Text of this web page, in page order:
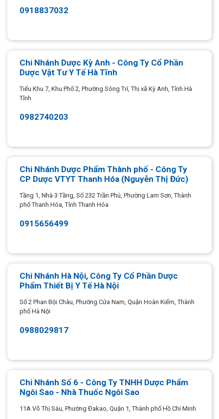
0918837032
Chi Nhánh Dược Kỳ Anh - Công Ty Cổ Phần
Dược Vật Tư Y Tế Hà Tĩnh
Tiểu Khu 7, Khu Phố 2, Phường Sông Trí, Thị xã Kỳ Anh, Tỉnh Hà
Tĩnh
0982740203
Chi Nhánh Dược Phẩm Thành phố - Công Ty
CP Dược VTYT Thanh Hóa (Nguyễn Thị Đức)
Tầng 1, Nhà 3 Tầng, Số 232 Trần Phú, Phường Lam Sơn, Thành
phố Thanh Hóa, Tỉnh Thanh Hóa
0915656499
Chi Nhánh Hà Nội, Công Ty Cổ Phần Dược
Phẩm Thiết Bị Y Tế Hà Nội
Số 2 Phan Bội Châu, Phường Cửa Nam, Quận Hoàn Kiếm, Thành
phố Hà Nội
0988029817
Chi Nhánh Số 6 - Công Ty TNHH Dược Phẩm
Ngôi Sao - Nhà Thuốc Ngôi Sao
11A Võ Thị Sáu, Phường Đakao, Quận 1, Thành phố Hồ Chí Minh